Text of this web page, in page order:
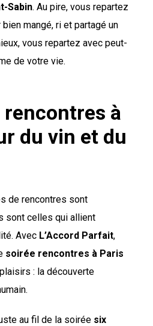
Sabin. Au pire, vous repartez
mangé, ri et partagé un
vous repartez avec peut-
de votre vie.
rencontres à
du vin et du
de rencontres sont
sont celles qui allient
Avec L’Accord Parfait,
soirée rencontres à Paris
: la découverte
au fil de la soirée six